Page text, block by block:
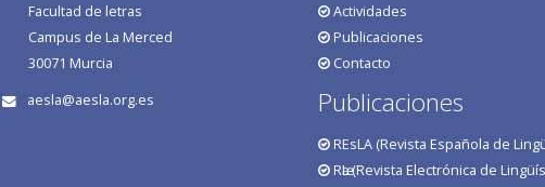
Facultad de letras
Campus de La Merced
30071 Murcia
aesla@aesla.org.es
Actividades
Publicaciones
Contacto
Publicaciones
REsLA (Revista Española de
RӕL (Revista Electrónica de